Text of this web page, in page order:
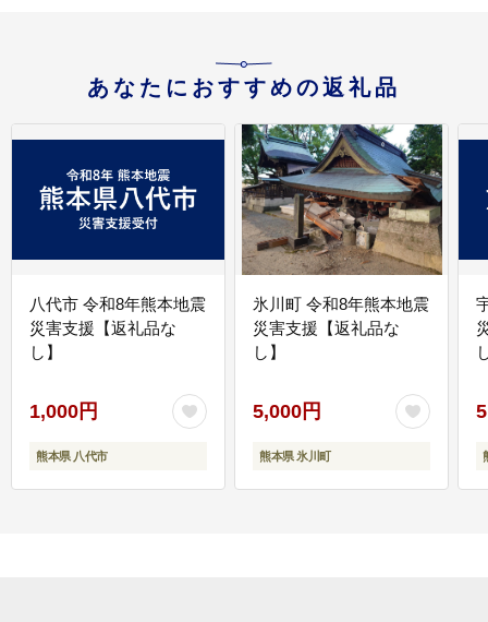
あなたにおすすめの返礼品
八代市 令和8年熊本地震
災害支援【返礼品な
し】
1,000円
熊本県 八代市
氷川町 令和8年熊本地震
災害支援【返礼品な
し】
5,000円
熊本県 氷川町